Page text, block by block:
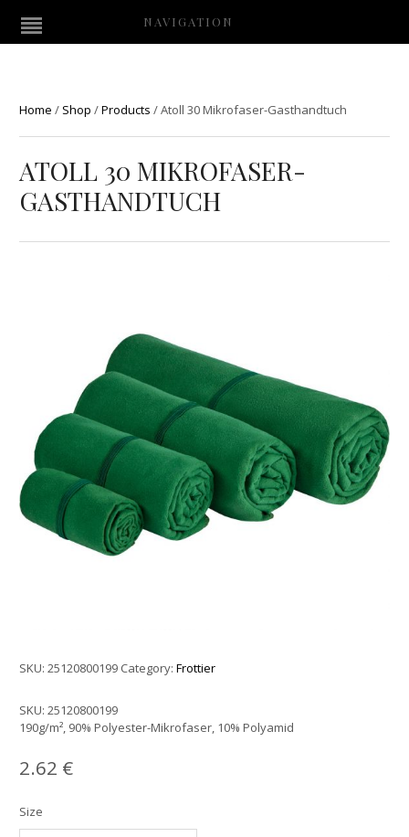
NAVIGATION
Home / Shop /Products /Atoll 30 Mikrofaser-Gasthandtuch
ATOLL 30 MIKROFASER-
GASTHANDTUCH
SKU:25120800199 Category:Frottier
SKU:25120800199
190g/m², 90% Polyester-Mikrofaser, 10% Polyamid
2.62 €
Size